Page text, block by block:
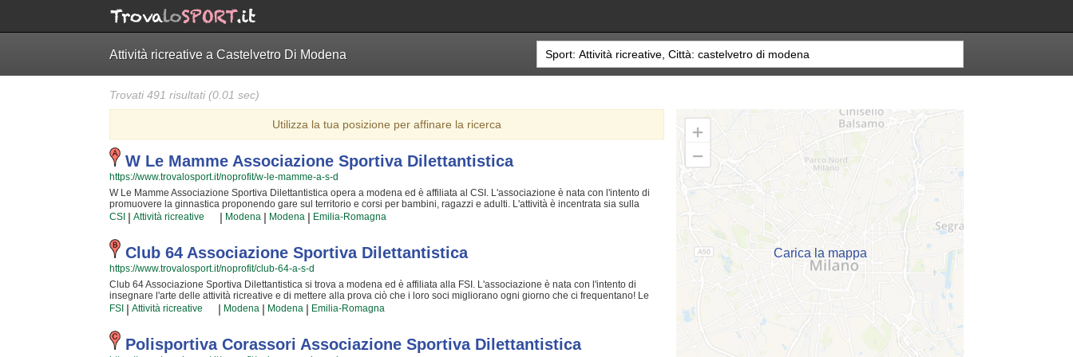
Attività ricreative a Castelvetro Di Modena
Trovati 491 risultati (0.01 sec)
Utilizza la tua posizione per affinare la ricerca
W Le Mamme Associazione Sportiva Dilettantistica
https://www.trovalosport.it/noprofit/w-le-mamme-a-s-d
W Le Mamme Associazione Sportiva Dilettantistica opera a modena ed è affiliata al CSI. L'associazione è nata con l'intento di
promuovere la ginnastica proponendo gare sul territorio e corsi per bambini, ragazzi e adulti. L'attività è incentrata sia sulla
definizione delle capacità motorie e fisiche degli atleti sia sulla formazione di quelle qualità personali che si acquisiscono
quotidianamente affrontando sfide articolate. Proprio per questo motivo gli istruttori sono tra i più preparati della provincia e sono
convinti di poter trasmettere quei valori in cui W Le Mamme Associazione Sportiva Dilettantistica crede fin dalla sua nascita. La
passione, i sacrifici e la continua ricerca della chiave per migliorare e superare i propri limiti personali rendono la ginnastica uno
sport unico e da cui si viene immediatamente rapiti. W Le Mamme Associazione Sportiva Dilettantistica è una grande comunità
in cui potrai trovare nuovi amici con cui allenarti, istruttori qualificati e un ambiente ideale. Se vuoi iscriverti o semplicemente
scoprire di più sui loro corsi puoi recarti in sede o mandare un messaggio cliccando sul bottone "Contattaci" presente nella
pagina.
CSI | Attività ricreative | Modena | Modena | Emilia-Romagna
Club 64 Associazione Sportiva Dilettantistica
https://www.trovalosport.it/noprofit/club-64-a-s-d
Club 64 Associazione Sportiva Dilettantistica si trova a modena ed è affiliata alla FSI. L'associazione è nata con l'intento di
insegnare l'arte delle attività ricreative e di mettere alla prova ciò che i loro soci migliorano ogni giorno che ci frequentano! Le
loro attività si svolgono durante incontri periodici e danno a chiunque l'opportunità di imparare gli uni dagli altri e di verificare i
miglioramenti nel tempo, ma anche di poter confrontare idee e nuove soluzioni! I loro iscritti "storici" sono tra i migliori della
provincia e sono ormai affiatati da anni ed anni di strettissima collaborazione; per loro non c'è attività che dia più soddisfazione
che condividere la propria esperienza con i nuovi iscritti! Il divertimento che scaturisce facendo attività ricreative rende questa
attività davvero speciale, per cui, una volta che sarete partiti, non potrete più dimenticarla!! Provateci!!! Club 64 Associazione
FSI | Attività ricreative | Modena | Modena | Emilia-Romagna
Polisportiva Corassori Associazione Sportiva Dilettantistica
Carica la mappa